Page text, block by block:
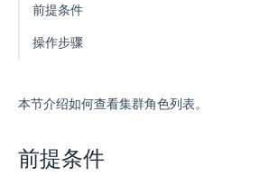
前提条件
操作步骤
本节介绍如何查看集群角色列表。
前提条件